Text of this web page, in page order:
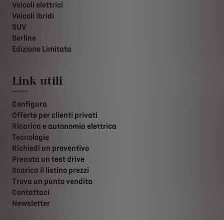
Veicoli elettrici
Veicoli ibridi
SUV
Berline
Edizione Limitata
Link utili
Configura
Offerte per clienti privati
Ricarica e autonomia elettrica
Tecnologie
Richiedi un preventivo
Prenota un test drive
Scarica il listino prezzi
Trova un punto vendita
Contattaci
Newsletter